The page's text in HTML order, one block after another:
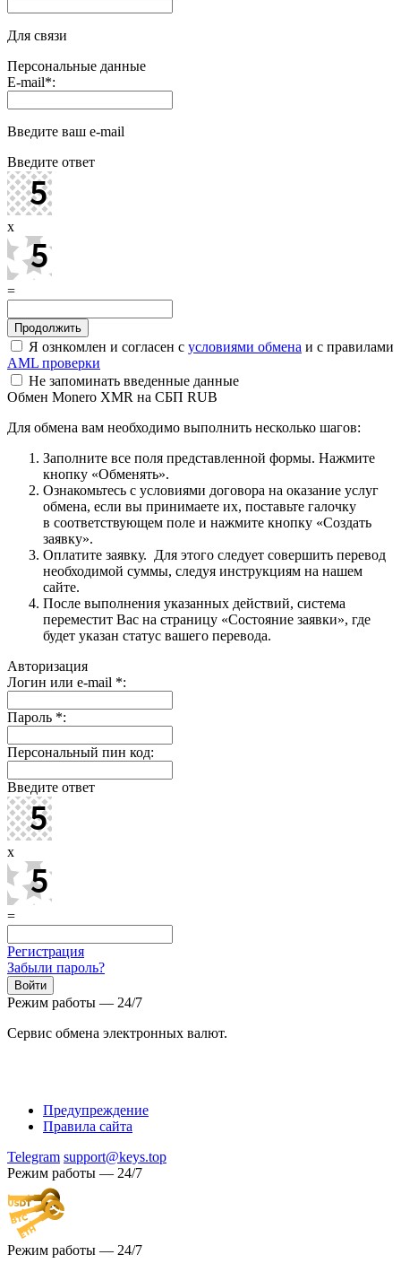
Для связи
Персональные данные
E-mail*:
Введите ваш e-mail
Введите ответ
x
=
Я ознкомлен и согласен с условиями обмена и с правилами
AML проверки
Не запоминать введенные данные
Обмен Monero XMR на СБП RUB
Для обмена вам необходимо выполнить несколько шагов:
Заполните все поля представленной формы. Нажмите
кнопку «Обменять».
Ознакомьтесь с условиями договора на оказание услуг
обмена, если вы принимаете их, поставьте галочку
в соответствующем поле и нажмите кнопку «Создать
заявку».
Оплатите заявку. Для этого следует совершить перевод
необходимой суммы, следуя инструкциям на нашем
сайте.
После выполнения указанных действий, система
переместит Вас на страницу «Состояние заявки», где
будет указан статус вашего перевода.
Авторизация
Логин или e-mail *:
Пароль *:
Персональный пин код:
Введите ответ
x
=
Регистрация
Забыли пароль?
Режим работы — 24/7
Сервис обмена электронных валют.
Предупреждение
Правила сайта
Telegram support@keys.top
Режим работы — 24/7
Режим работы — 24/7